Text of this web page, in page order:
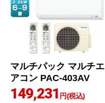
マルチパック マルチエ
アコン PAC-403AV
149,231 円(税込)